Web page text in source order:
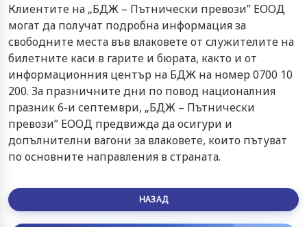
Клиентите на „БДЖ – Пътнически превози” ЕООД
могат да получат подробна информация за
свободните места във влаковете от служителите на
билетните каси в гарите и бюрата, както и от
информационния център на БДЖ на номер 0700 10
200. За празничните дни по повод националния
празник 6-и септември, „БДЖ – Пътнически
превози” ЕООД предвижда да осигури и
допълнителни вагони за влаковете, които пътуват
по основните направления в страната.
НАЗАД